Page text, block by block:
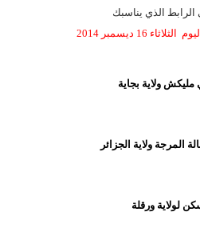
الذي يناسبك
16 ديسمبر 2014
ولاية بجاية
المرجة ولاية الجزائر
لولاية ورقلة